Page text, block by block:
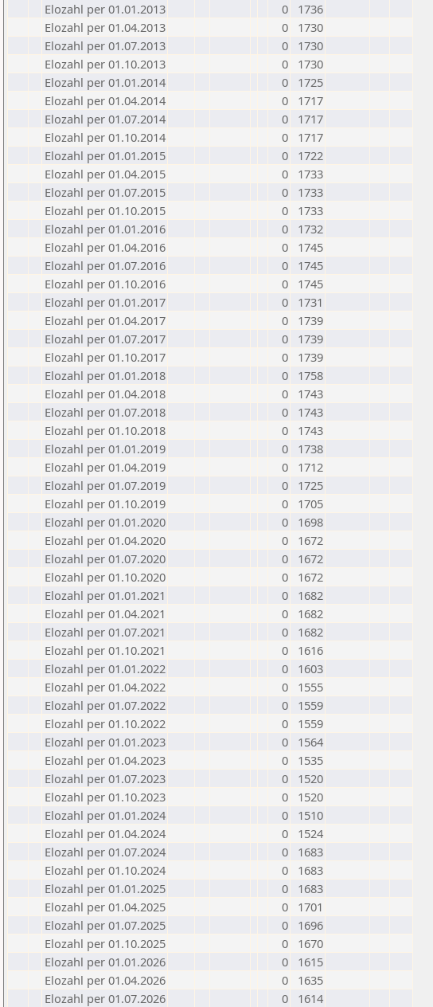
Elozahl per 01.01.2013
0
1736
Elozahl per 01.04.2013
0
1730
Elozahl per 01.07.2013
0
1730
Elozahl per 01.10.2013
0
1730
Elozahl per 01.01.2014
0
1725
Elozahl per 01.04.2014
0
1717
Elozahl per 01.07.2014
0
1717
Elozahl per 01.10.2014
0
1717
Elozahl per 01.01.2015
0
1722
Elozahl per 01.04.2015
0
1733
Elozahl per 01.07.2015
0
1733
Elozahl per 01.10.2015
0
1733
Elozahl per 01.01.2016
0
1732
Elozahl per 01.04.2016
0
1745
Elozahl per 01.07.2016
0
1745
Elozahl per 01.10.2016
0
1745
Elozahl per 01.01.2017
0
1731
Elozahl per 01.04.2017
0
1739
Elozahl per 01.07.2017
0
1739
Elozahl per 01.10.2017
0
1739
Elozahl per 01.01.2018
0
1758
Elozahl per 01.04.2018
0
1743
Elozahl per 01.07.2018
0
1743
Elozahl per 01.10.2018
0
1743
Elozahl per 01.01.2019
0
1738
Elozahl per 01.04.2019
0
1712
Elozahl per 01.07.2019
0
1725
Elozahl per 01.10.2019
0
1705
Elozahl per 01.01.2020
0
1698
Elozahl per 01.04.2020
0
1672
Elozahl per 01.07.2020
0
1672
Elozahl per 01.10.2020
0
1672
Elozahl per 01.01.2021
0
1682
Elozahl per 01.04.2021
0
1682
Elozahl per 01.07.2021
0
1682
Elozahl per 01.10.2021
0
1616
Elozahl per 01.01.2022
0
1603
Elozahl per 01.04.2022
0
1555
Elozahl per 01.07.2022
0
1559
Elozahl per 01.10.2022
0
1559
Elozahl per 01.01.2023
0
1564
Elozahl per 01.04.2023
0
1535
Elozahl per 01.07.2023
0
1520
Elozahl per 01.10.2023
0
1520
Elozahl per 01.01.2024
0
1510
Elozahl per 01.04.2024
0
1524
Elozahl per 01.07.2024
0
1683
Elozahl per 01.10.2024
0
1683
Elozahl per 01.01.2025
0
1683
Elozahl per 01.04.2025
0
1701
Elozahl per 01.07.2025
0
1696
Elozahl per 01.10.2025
0
1670
Elozahl per 01.01.2026
0
1615
Elozahl per 01.04.2026
0
1635
Elozahl per 01.07.2026
0 1614